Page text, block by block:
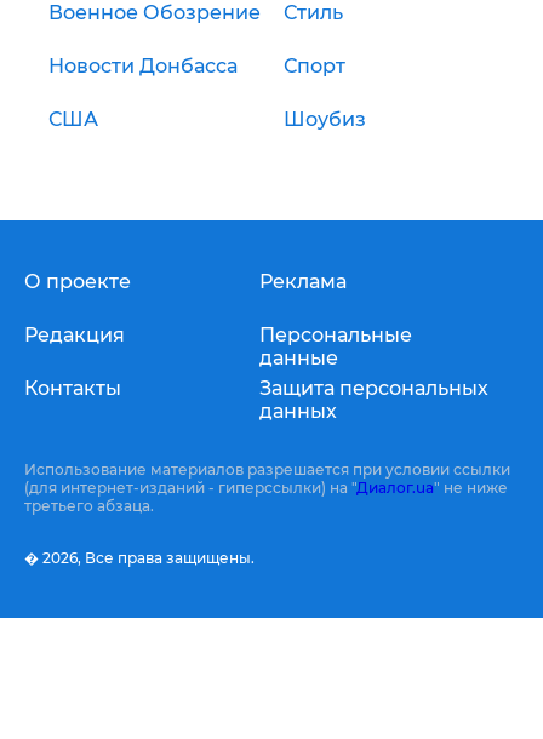
Военное Обозрение Стиль
Новости Донбасса Спорт
США Шоубиз
О проекте
Редакция
Контакты
Реклама
Персональные
данные
Защита персональных
данных
Использование материалов разрешается при условии ссылки
(для интернет-изданий - гиперссылки) на "Диалог.ua" не ниже
третьего абзаца.
� 2026, Все права защищены.